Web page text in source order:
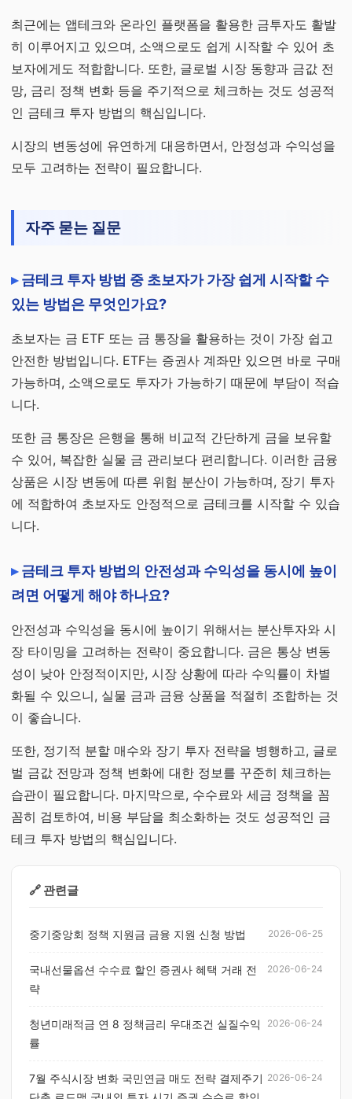
최근에는 앱테크와 온라인 플랫폼을 활용한 금투자도 활발
히 이루어지고 있으며, 소액으로도 쉽게 시작할 수 있어 초
보자에게도 적합합니다. 또한, 글로벌 시장 동향과 금값 전
망, 금리 정책 변화 등을 주기적으로 체크하는 것도 성공적
인 금테크 투자 방법의 핵심입니다.
시장의 변동성에 유연하게 대응하면서, 안정성과 수익성을
모두 고려하는 전략이 필요합니다.
자주 묻는 질문
금테크 투자 방법 중 초보자가 가장 쉽게 시작할 수
있는 방법은 무엇인가요?
초보자는 금 ETF 또는 금 통장을 활용하는 것이 가장 쉽고
안전한 방법입니다. ETF는 증권사 계좌만 있으면 바로 구매
가능하며, 소액으로도 투자가 가능하기 때문에 부담이 적습
니다.
또한 금 통장은 은행을 통해 비교적 간단하게 금을 보유할
수 있어, 복잡한 실물 금 관리보다 편리합니다. 이러한 금융
상품은 시장 변동에 따른 위험 분산이 가능하며, 장기 투자
에 적합하여 초보자도 안정적으로 금테크를 시작할 수 있습
니다.
금테크 투자 방법의 안전성과 수익성을 동시에 높이
려면 어떻게 해야 하나요?
안전성과 수익성을 동시에 높이기 위해서는 분산투자와 시
장 타이밍을 고려하는 전략이 중요합니다. 금은 통상 변동
성이 낮아 안정적이지만, 시장 상황에 따라 수익률이 차별
화될 수 있으니, 실물 금과 금융 상품을 적절히 조합하는 것
이 좋습니다.
또한, 정기적 분할 매수와 장기 투자 전략을 병행하고, 글로
벌 금값 전망과 정책 변화에 대한 정보를 꾸준히 체크하는
습관이 필요합니다. 마지막으로, 수수료와 세금 정책을 꼼
꼼히 검토하여, 비용 부담을 최소화하는 것도 성공적인 금
테크 투자 방법의 핵심입니다.
🔗 관련글
중기중앙회 정책 지원금 금융 지원 신청 방법 2026-06-25
국내선물옵션 수수료 할인 증권사 혜택 거래 전
략
2026-06-24
청년미래적금 연 8 정책금리 우대조건 실질수익
률
2026-06-24
7월 주식시장 변화 국민연금 매도 전략 결제주기 2026-06-24